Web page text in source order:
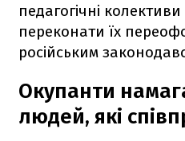
педагогічні
переконати їх
російським
Окупанти
людей, які